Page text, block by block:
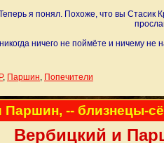
я понял. Похоже, что вы Стасик
ничего не поймёте и ничему не
, Паршин, Попечители
Паршин, -- близнецы-
Вербицкий и